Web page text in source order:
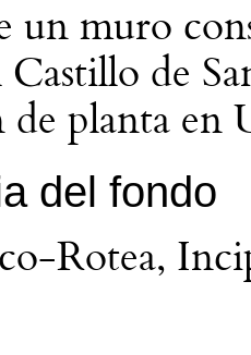
un muro
de
planta en
del fondo
Rotea,